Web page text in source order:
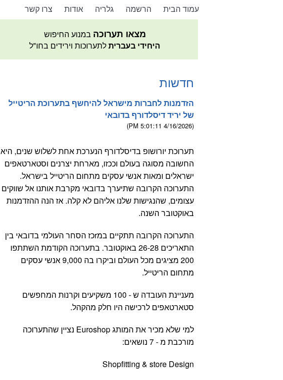
צרו קשר אודות גלריה הרשמה עמוד הבית
מצאו תערוכה במנוע החיפוש
היחידי בעבריתלתערוכות וירידים בחו"ל
חדשות
הזדמנות לחברות מישראל להיחשף בתערוכת הריטייל
של יריד דיסלדורף בדובאי
(4/16/2026 5:01:11 PM)
תערוכת יורושופ בדיסלדורף הנערכת אחת לשלוש שנים, היא
החשובה מסוגה בעולם וככזו, מארחת יצרנים וסטארטאפים
ישראלים ומאות אנשי עסקים מתחום הריטייל בישראל.
התערוכה הקרובה שתיערך בדובאי מקרבת אותנו אל שווקים
עצומים, שהנגישות שלנו אליהם לא קלה. אז הנה ההזדמנות
באוקטובר השנה.
התערוכה הקרובה תתקיים במrכז הסחר העולמי בדובאי בין
התאריכים 26-28 באוקטובר. בתערוכה הקודמת השתתפו
200 מציגים מכל העולם וביקרו בה 9,000 אנשי עסקים
מתחום הריטייל.
מעניינת העובדה ש - 100 משקיעים וקרנות המחפשים
סטארטאפים לרכישה היו חלק מהקהל.
למי שלא מכיר את המותג Euroshop נציין שהתערוכה
מורכבת מ - 7 נושאים:
Shopfitting & store Design